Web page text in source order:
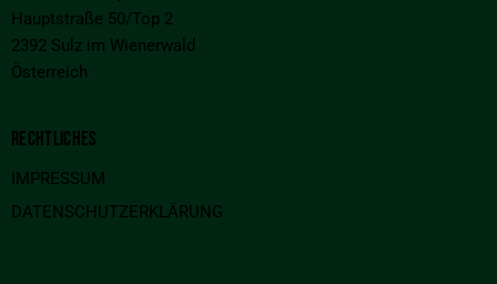
Hauptstraße 50/Top 2
2392 Sulz im Wienerwald
Österreich
RECHTLICHES
IMPRESSUM
DATENSCHUTZERKLÄRUNG